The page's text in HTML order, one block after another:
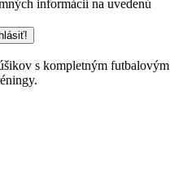
informácií na uvedenú
s kompletným futbalovým